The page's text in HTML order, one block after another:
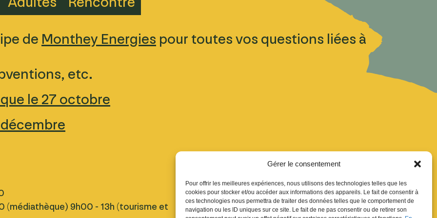
Gérer le consentement
Pour offrir les meilleures expériences, nous utilisons des technologies telles que les
cookies pour stocker et/ou accéder aux informations des appareils. Le fait de consentir à
ces technologies nous permettra de traiter des données telles que le comportement de
navigation ou les ID uniques sur ce site. Le fait de ne pas consentir ou de retirer son
de Monthey Energies pour toutes vos questions liées à
etc.
le 27 octobre
(médiathèque) 9h00 - 13h (tourisme et
Nous trouver
Inscription Newsletter